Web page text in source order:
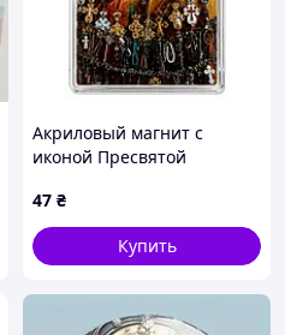
Акриловый магнит с
иконой Пресвятой
симпаном> 6х9 см.
47 ₴
Купить